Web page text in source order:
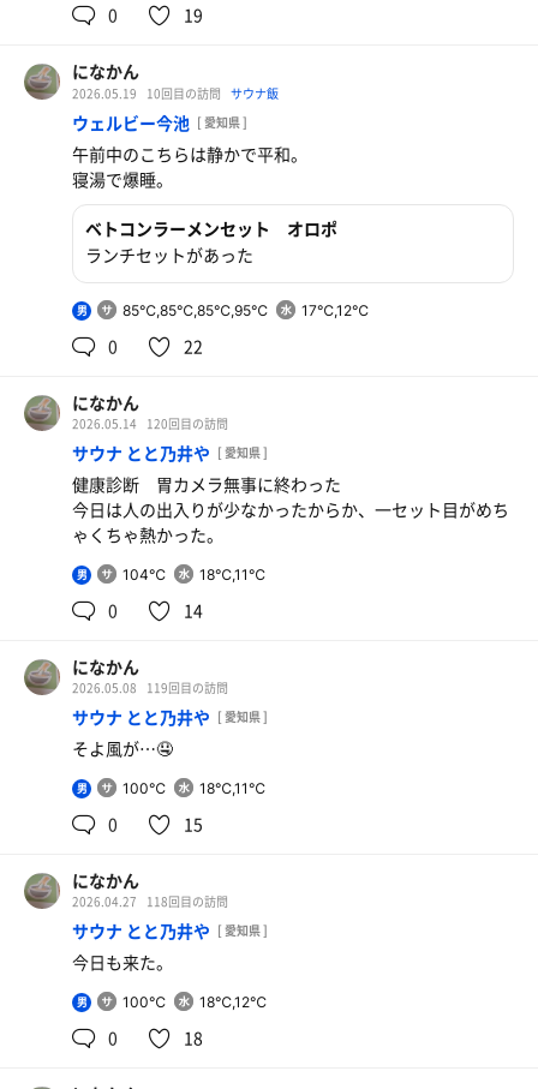
0 19
になかん
2026.05.19 10回目の訪問 サウナ飯
ウェルビー今池 [ 愛知県 ]
午前中のこちらは静かで平和。
寝湯で爆睡。
ベトコンラーメンセット オロポ
ランチセットがあった
男 85℃,85℃,85℃,95℃ 17℃,12℃
0 22
になかん
2026.05.14 120回目の訪問
サウナ とと乃井や [ 愛知県 ]
健康診断 胃カメラ無事に終わった
今日は人の出入りが少なかったからか、一セット目がめち
ゃくちゃ熱かった。
男 104℃ 18℃,11℃
0 14
になかん
2026.05.08 119回目の訪問
サウナ とと乃井や [ 愛知県 ]
そよ風が…🤤
男 100℃ 18℃,11℃
0 15
になかん
2026.04.27 118回目の訪問
サウナ とと乃井や [ 愛知県 ]
今日も来た。
男 100℃ 18℃,12℃
0 18